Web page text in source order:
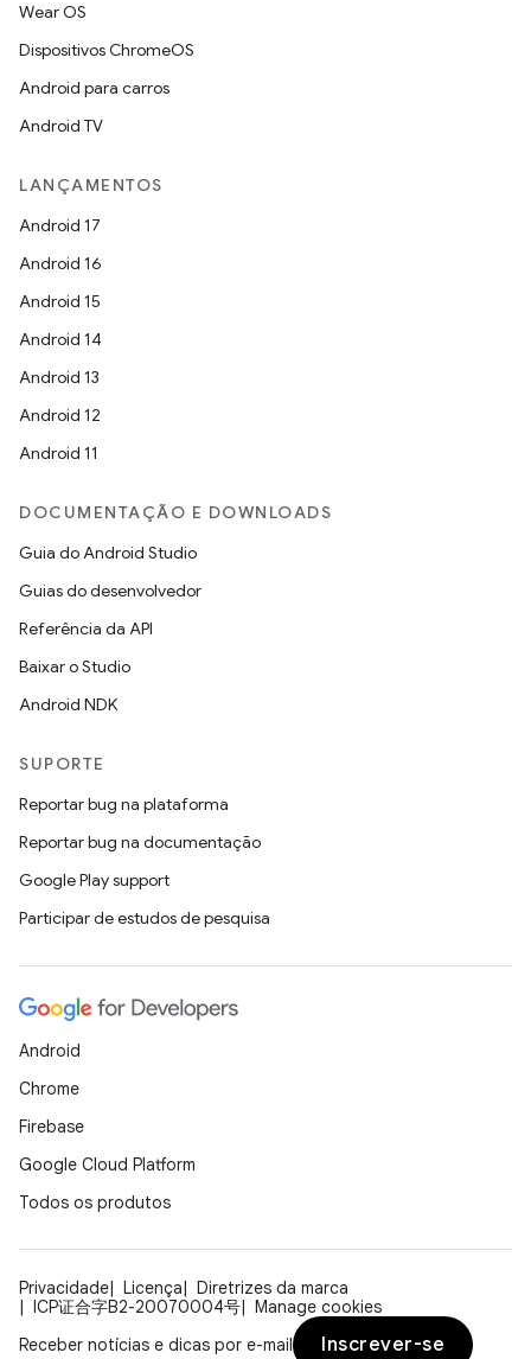
Wear OS
Dispositivos ChromeOS
Android para carros
Android TV
LANÇAMENTOS
Android 17
Android 16
Android 15
Android 14
Android 13
Android 12
Android 11
DOCUMENTAÇÃO E DOWNLOADS
Guia do Android Studio
Guias do desenvolvedor
Referência da API
Baixar o Studio
Android NDK
SUPORTE
Reportar bug na plataforma
Reportar bug na documentação
Google Play support
Participar de estudos de pesquisa
Android
Chrome
Firebase
Google Cloud Platform
Todos os produtos
Privacidade Licença
Diretrizes da marca
ICP证合字B2-20070004号
Manage cookies
Receber notícias e dicas por e-mail
Inscrever-se